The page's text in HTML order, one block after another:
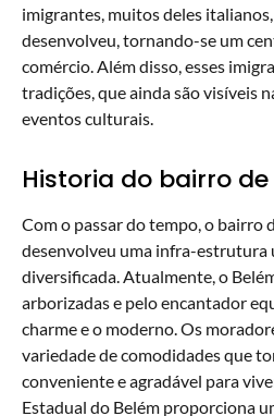
imigrantes, muitos deles
desenvolveu, tornando-se um
comércio. Além disso, esses
tradições, que ainda são visíveis
eventos culturais.
Historia do bairro de
Com o passar do tempo, o bairro
desenvolveu uma infra-estrutura
diversificada. Atualmente, o
arborizadas e pelo encantador
charme e o moderno. Os
variedade de comodidades que
conveniente e agradável para
Estadual do Belém proporciona